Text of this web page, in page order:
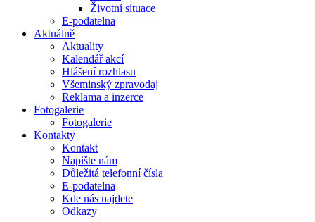
Životní situace
E-podatelna
Aktuálně
Aktuality
Kalendář akcí
Hlášení rozhlasu
Všeminský zpravodaj
Reklama a inzerce
Fotogalerie
Fotogalerie
Kontakty
Kontakt
Napište nám
Důležitá telefonní čísla
E-podatelna
Kde nás najdete
Odkazy